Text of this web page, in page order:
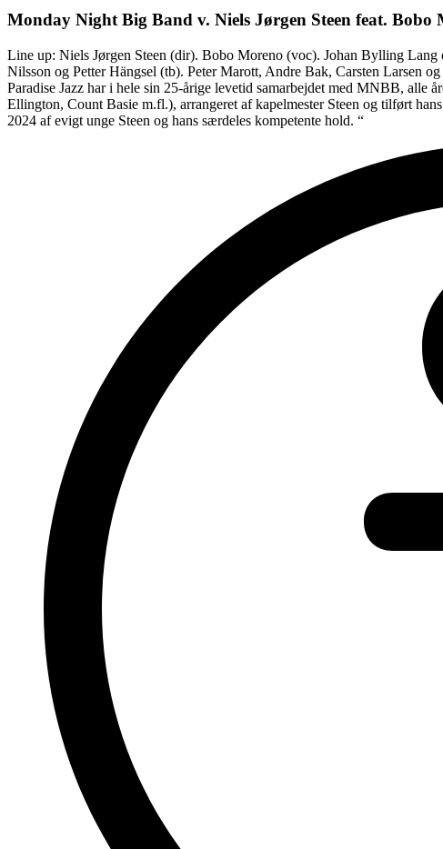
Monday Night Big Band v. Niels Jørgen Steen feat. Bobo
Line up: Niels Jørgen Steen (dir). Bobo Moreno (voc). Johan Bylling
Nilsson og Petter Hängsel (tb). Peter Marott, Andre Bak, Carsten
Paradise Jazz har i hele sin 25-årige levetid samarbejdet med MNBB, alle
Ellington, Count Basie m.fl.), arrangeret af kapelmester Steen og tilført
2024 af evigt unge Steen og hans særdeles kompetente hold. “